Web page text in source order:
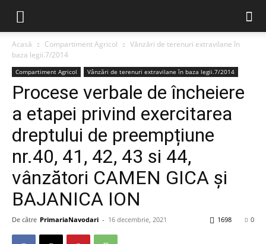
Acasă Compartiment Agricol
Vânzări de terenuri extravilane în
baza legii.7/2014
Compartiment Agricol Vânzări de terenuri extravilane în baza legii.7/2014
Procese verbale de încheiere
a etapei privind exercitarea
dreptului de preempțiune
nr.40, 41, 42, 43 si 44,
vânzători CAMEN GICA și
BAJANICA ION
De către PrimariaNavodari - 16 decembrie, 2021 0
1698